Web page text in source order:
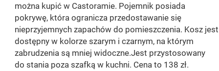
można kupić w Castoramie. Pojemnik posiada
pokrywę, która ogranicza przedostawanie się
nieprzyjemnych zapachów do pomieszczenia. Kosz jest
dostępny w kolorze szarym i czarnym, na którym
zabrudzenia są mniej widoczne.Jest przystosowany
do stania poza szafką w kuchni. Cena to 138 zł.